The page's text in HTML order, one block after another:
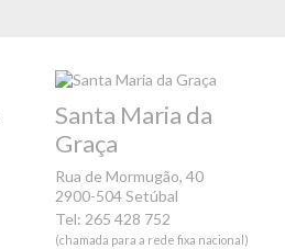
Santa Maria da
Graça
Rua de Mormugão, 40
2900-504 Setúbal
Tel: 265 428 752
(chamada para a rede fixa nacional)